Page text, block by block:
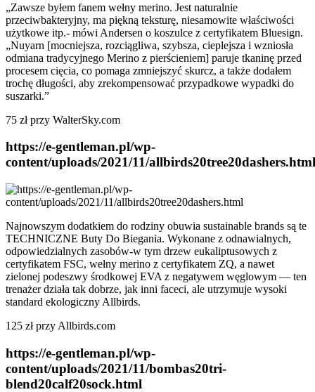
„Zawsze byłem fanem wełny merino. Jest naturalnie
przeciwbakteryjny, ma piękną teksturę, niesamowite właściwości
użytkowe itp.- mówi Andersen o koszulce z certyfikatem Bluesign.
„Nuyarn [mocniejsza, rozciągliwa, szybsza, cieplejsza i wzniosła
odmiana tradycyjnego Merino z pierścieniem] paruje tkaninę przed
procesem cięcia, co pomaga zmniejszyć skurcz, a także dodałem
trochę długości, aby zrekompensować przypadkowe wypadki do
suszarki.”
75 zł przy WalterSky.com
https://e-gentleman.pl/wp-
content/uploads/2021/11/allbirds20tree20dashers.html
Najnowszym dodatkiem do rodziny obuwia sustainable brands są te
TECHNICZNE Buty Do Biegania. Wykonane z odnawialnych,
odpowiedzialnych zasobów-w tym drzew eukaliptusowych z
certyfikatem FSC, wełny merino z certyfikatem ZQ, a nawet
zielonej podeszwy środkowej EVA z negatywem węglowym — ten
trenażer działa tak dobrze, jak inni faceci, ale utrzymuje wysoki
standard ekologiczny Allbirds.
125 zł przy Allbirds.com
https://e-gentleman.pl/wp-
content/uploads/2021/11/bombas20tri-
blend20calf20sock.html